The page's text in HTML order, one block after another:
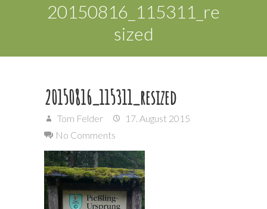
20150816_115311_re
sized
20150816_115311_resized
Tom Felder
17. August 2015
No Comments